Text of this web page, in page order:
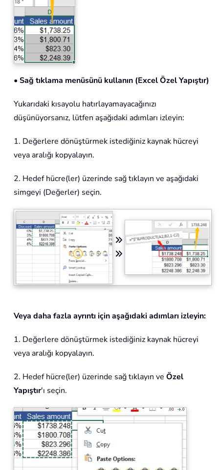
• Sağ tıklama menüsünü kullanın (Excel Özel Yapıştır)
Yukarıdaki kısayolu hatırlayamayacağınızı
düşünüyorsanız, lütfen aşağıdaki adımları izleyin:
1. Değerlere dönüştürmek istediğiniz kaynak hücreyi
veya aralığı kopyalayın.
2. Hedef hücre(ler) üzerinde sağ tıklayın ve aşağıdaki
simgeyi (Değerler) seçin.
Veya daha fazla ayrıntı için aşağıdaki adımları izleyin:
1. Değerlere dönüştürmek istediğiniz kaynak hücreyi
veya aralığı kopyalayın.
2. Hedef hücre(ler) üzerinde sağ tıklayın ve Özel
Yapıştır'ı seçin.